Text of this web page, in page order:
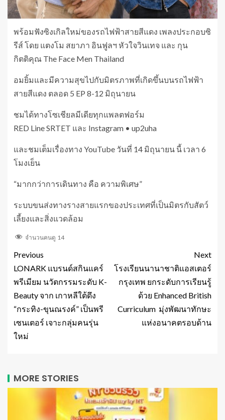
พร้อมฟังซิงเกิลใหม่ของรถไฟฟ้าสายสีแดง เพลงประกอบซิ
รีส์ โดย แตงโม สยาภา อินฟูลฯ หัวใจวินเทจ และ กุน
กิตติคุณ The Face Men Thailand
อมยิ้มและมีความสุขไปกับมิตรภาพที่เกิดขึ้นบนรถไฟฟ้า
สายสีแดง ตลอด 5 EP 8-12 มิถุนายน
ชมได้ทางโซเชียลมีเดียทุกแพลตฟอร์ม
RED Line SRTET และ Instagram • up2uha
และชมเต็มเรื่องทาง YouTube วันที่ 14 มิถุนายน นี้ เวลา 6
โมงเย็น
“มากกว่าการเดินทาง คือ ความพิเศษ”
ระบบขนส่งทางรางสายแรกของประเทศที่เป็นมิตรกับสัตว์
เลี้ยงและสิ่งแวดล้อม
จำนวนคนดู 14
Previous
LONARK แบรนด์สกินแคร์
พรีเมียม นวัตกรรมระดับ K-
Beauty จาก เกาหลีใต้ดึง
“กระทิง-ขุนณรงค์” เป็นพรี
เซนเตอร์ เจาะกลุ่มคนรุ่น
ใหม่
Next
โรงเรียนนานาชาติแอสเตอร์
กรุงเทพ ยกระดับการเรียนรู้
ด้วย Enhanced British
Curriculum มุ่งพัฒนาทักษะ
แห่งอนาคตรอบด้าน
MORE STORIES